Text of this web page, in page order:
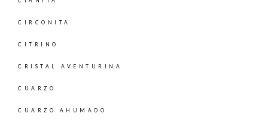
CIRCONITA
CITRINO
CRISTAL AVENTURINA
CUARZO
CUARZO AHUMADO